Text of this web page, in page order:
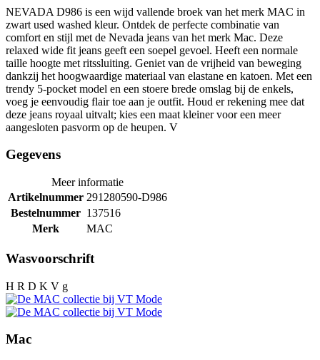
NEVADA D986 is een wijd vallende broek van het merk MAC in
zwart used washed kleur. Ontdek de perfecte combinatie van
comfort en stijl met de Nevada jeans van het merk Mac. Deze
relaxed wide fit jeans geeft een soepel gevoel. Heeft een normale
taille hoogte met ritssluiting. Geniet van de vrijheid van beweging
dankzij het hoogwaardige materiaal van elastane en katoen. Met een
trendy 5-pocket model en een stoere brede omslag bij de enkels,
voeg je eenvoudig flair toe aan je outfit. Houd er rekening mee dat
deze jeans royaal uitvalt; kies een maat kleiner voor een meer
aangesloten pasvorm op de heupen. V
Gegevens
Meer informatie
Artikelnummer 291280590-D986
Bestelnummer 137516
Merk
MAC
Wasvoorschrift
H R D K V g
Mac